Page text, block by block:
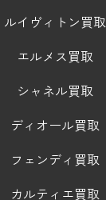
ルイヴィトン買取
エルメス買取
シャネル買取
ディオール買取
フェンディ買取
カルティエ買取